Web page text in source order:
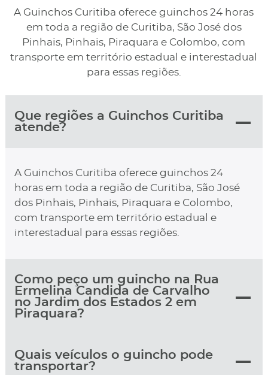
A Guinchos Curitiba oferece guinchos 24 horas
em toda a região de Curitiba, São José dos
Pinhais, Pinhais, Piraquara e Colombo, com
transporte em território estadual e interestadual
para essas regiões.
Que regiões a Guinchos Curitiba
atende?
A Guinchos Curitiba oferece guinchos 24
horas em toda a região de Curitiba, São José
dos Pinhais, Pinhais, Piraquara e Colombo,
com transporte em território estadual e
interestadual para essas regiões.
Como peço um guincho na Rua
Ermelina Candida de Carvalho
no Jardim dos Estados 2 em
Piraquara?
Quais veículos o guincho pode
transportar?